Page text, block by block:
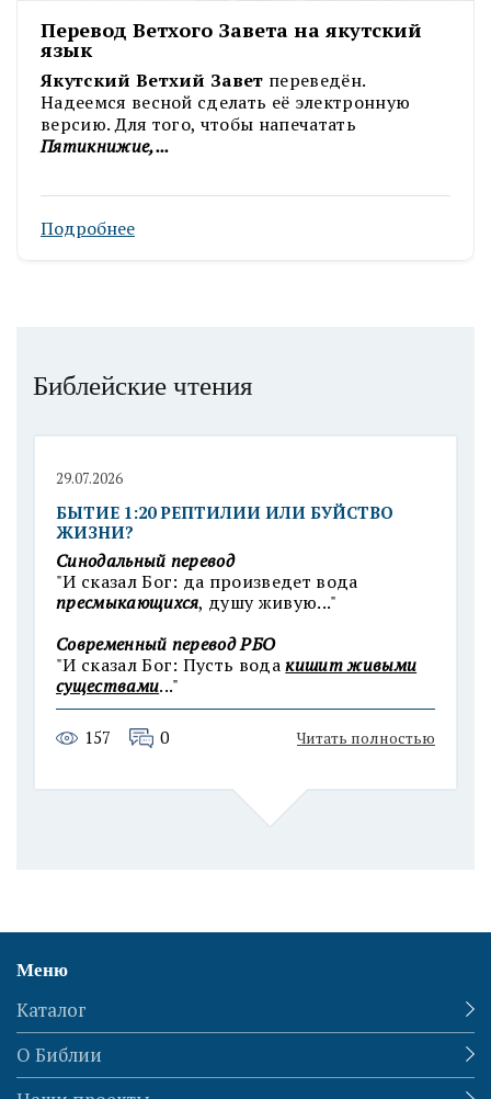
Перевод Ветхого Завета на якутский
язык
Якутский Ветхий Завет переведён.
Надеемся весной сделать её электронную
версию. Для того, чтобы напечатать
Пятикнижие,...
Подробнее
Библейские чтения
29.07.2026
БЫТИЕ 1:20 РЕПТИЛИИ ИЛИ БУЙСТВО
ЖИЗНИ?
Синодальный перевод
"И сказал Бог: да произведет вода
пресмыкающихся, душу живую..."
Современный перевод РБО
"И сказал Бог: Пусть водакишит живыми
существами..."
157 0 Читать полностью
Меню
Каталог
О Библии